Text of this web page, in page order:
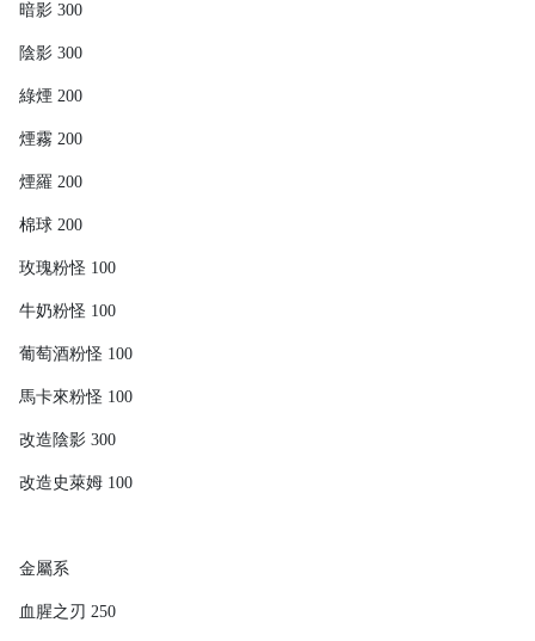
暗影 300
陰影 300
綠煙 200
煙霧 200
煙羅 200
棉球 200
玫瑰粉怪 100
牛奶粉怪 100
葡萄酒粉怪 100
馬卡來粉怪 100
改造陰影 300
改造史萊姆 100
金屬系
血腥之刃 250